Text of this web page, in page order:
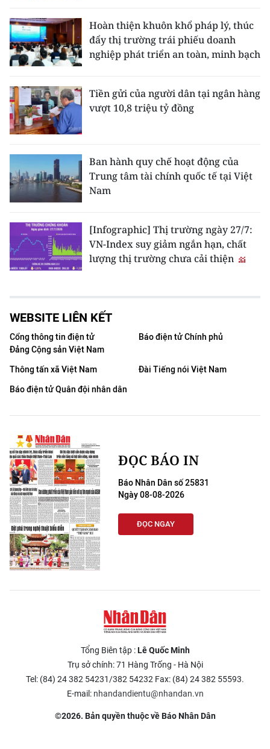
Hoàn thiện khuôn khổ pháp lý, thúc
đẩy thị trường trái phiếu doanh
nghiệp phát triển an toàn, minh bạch
Tiền gửi của người dân tại ngân hàng
vượt 10,8 triệu tỷ đồng
Ban hành quy chế hoạt động của
Trung tâm tài chính quốc tế tại Việt
Nam
[Infographic] Thị trường ngày 27/7:
VN-Index suy giảm ngắn hạn, chất
lượng thị trường chưa cải thiện
WEBSITE LIÊN KẾT
Cổng thông tin điện tử
Đảng Cộng sản Việt Nam
Báo điện tử Chính phủ
Thông tấn xã Việt Nam
Đài Tiếng nói Việt Nam
Báo điện tử Quân đội nhân dân
ĐỌC BÁO IN
Báo Nhân Dân số 25831
Ngày 08-08-2026
ĐỌC NGAY
Tổng Biên tập :Lê Quốc Minh
Trụ sở chính: 71 Hàng Trống - Hà Nội
Tel: (84) 24 382 54231/382 54232 Fax: (84) 24 382 55593.
E-mail: nhandandientu@nhandan.vn
©2026. Bản quyền thuộc về Báo Nhân Dân